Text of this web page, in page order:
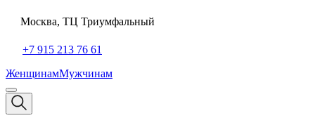
Москва, ТЦ Триумфальный
+7 915 213 76 61
ЖенщинамМужчинам